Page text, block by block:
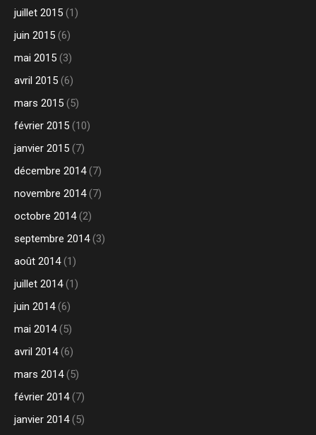
juillet 2015 (1)
juin 2015 (6)
mai 2015 (3)
avril 2015 (6)
mars 2015 (5)
février 2015 (10)
janvier 2015 (7)
décembre 2014(7)
novembre 2014(7)
octobre 2014(2)
septembre 2014(3)
août 2014(1)
juillet 2014(1)
juin 2014(6)
mai 2014(5)
avril 2014(6)
mars 2014(5)
février 2014(7)
janvier 2014(5)